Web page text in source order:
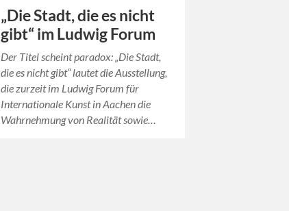
„Die Stadt, die es nicht
gibt“ im Ludwig Forum
Der Titel scheint paradox: „Die Stadt,
die es nicht gibt“ lautet die Ausstellung,
die zurzeit im Ludwig Forum für
Internationale Kunst in Aachen die
Wahrnehmung von Realität sowie…